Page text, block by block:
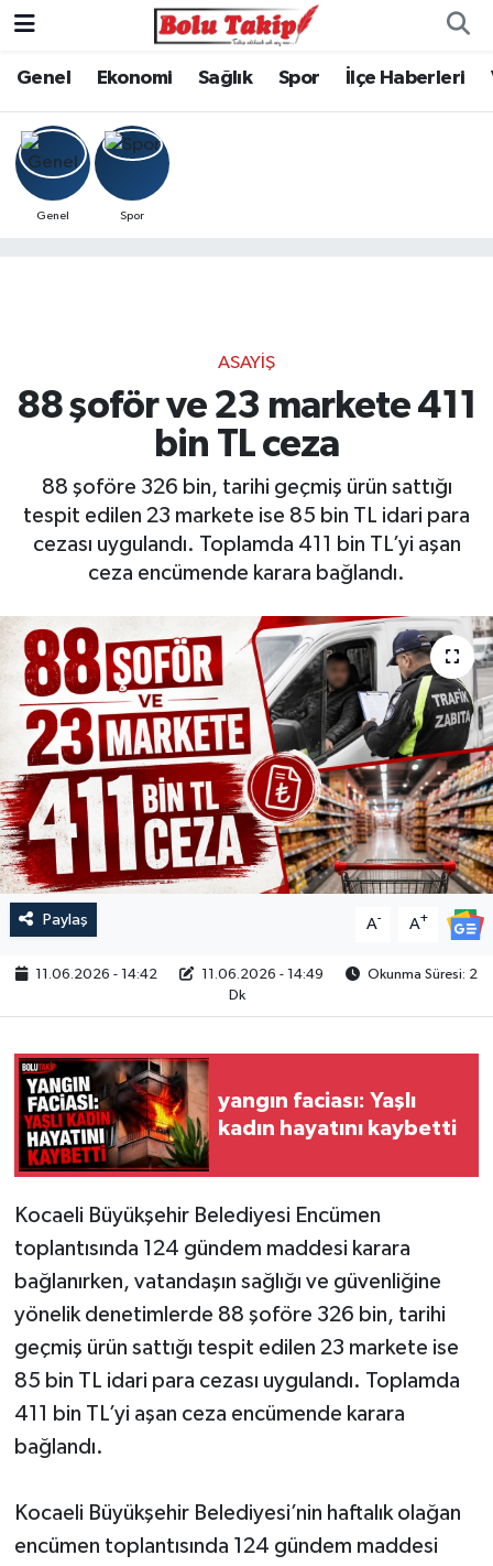
Genel Ekonomi Sağlık Spor İlçe Haberleri
Genel Spor
ASAYIŞ
88 şoför ve 23 markete 411
bin TL ceza
88 şoföre 326 bin, tarihi geçmiş ürün sattığı
tespit edilen 23 markete ise 85 bin TL idari para
cezası uygulandı. Toplamda 411 bin TL’yi aşan
ceza encümende karara bağlandı.
Paylaş A- A+
11.06.2026 - 14:42 11.06.2026 - 14:49
Okunma Süresi: 2
Dk
yangın faciası: Yaşlı
kadın hayatını kaybetti
Kocaeli Büyükşehir Belediyesi Encümen
toplantısında 124 gündem maddesi karara
bağlanırken, vatandaşın sağlığı ve güvenliğine
yönelik denetimlerde 88 şoföre 326 bin, tarihi
geçmiş ürün sattığı tespit edilen 23 markete ise
85 bin TL idari para cezası uygulandı. Toplamda
411 bin TL’yi aşan ceza encümende karara
bağlandı.
Kocaeli Büyükşehir Belediyesi’nin haftalık olağan
encümen toplantısında 124 gündem maddesi